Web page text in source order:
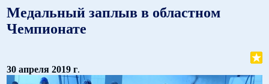
Медальный заплыв в областном
Чемпионате
30 апреля 2019 г.